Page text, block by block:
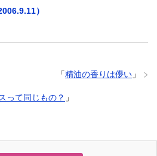
）
「精油の香りは儚い 」
って同じもの？ 」